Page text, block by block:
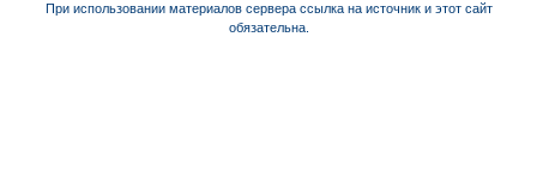
При использовании материалов сервера ссылка на источник и этот сайт
обязательна.